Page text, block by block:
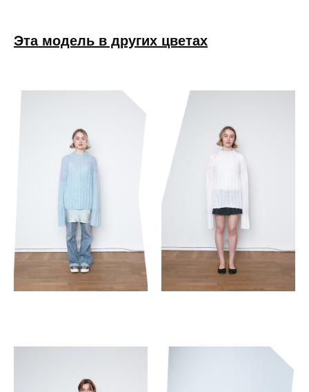
Эта модель в других цветах